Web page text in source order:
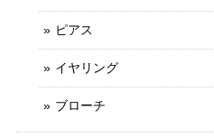
ピアス
イヤリング
ブローチ